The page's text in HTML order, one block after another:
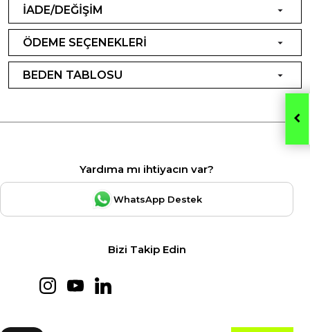
İADE/DEĞİŞİM
ÖDEME SEÇENEKLERİ
BEDEN TABLOSU
Yardıma mı ihtiyacın var?
WhatsApp Destek
Bizi Takip Edin